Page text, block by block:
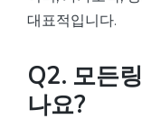
대표적입니다.
Q2. 모든
나요?